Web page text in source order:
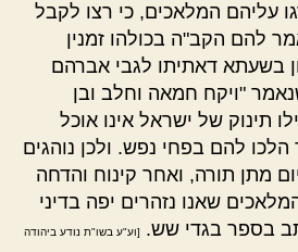
עליהם המלאכים, כי רצו לקבל
להם הקב"ה בכולהו זמנין
בשעתא דאתיתו לגבי אברהם
"ויקח חמאה וחלב ובן
תינוק של ישראל אינו אוכל
להם בפחי נפש. ולכן נוהגים
מתן תורה, ואחר קינוח והדחה
שאנו נזהרים יפה בדיני
בספר בגדי שש.
[וע"ע בשו"ת נודע ביהודה